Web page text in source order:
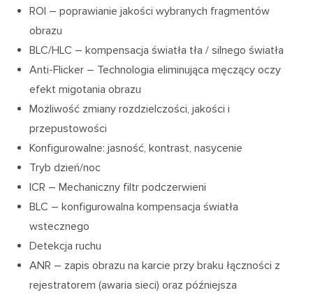
ROI – poprawianie jakości wybranych fragmentów
obrazu
BLC/HLC – kompensacja światła tła / silnego światła
Anti-Flicker – Technologia eliminująca męczący oczy
efekt migotania obrazu
Możliwość zmiany rozdzielczości, jakości i
przepustowości
Konfigurowalne: jasność, kontrast, nasycenie
Tryb dzień/noc
ICR – Mechaniczny filtr podczerwieni
BLC – konfigurowalna kompensacja światła
wstecznego
Detekcja ruchu
ANR – zapis obrazu na karcie przy braku łączności z
rejestratorem (awaria sieci) oraz późniejsza